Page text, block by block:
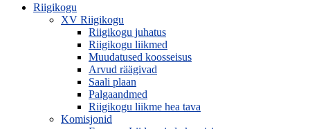
Riigikogu
XV Riigikogu
Riigikogu juhatus
Riigikogu liikmed
Muudatused koosseisus
Arvud räägivad
Saali plaan
Palgaandmed
Riigikogu liikme hea tava
Komisjonid